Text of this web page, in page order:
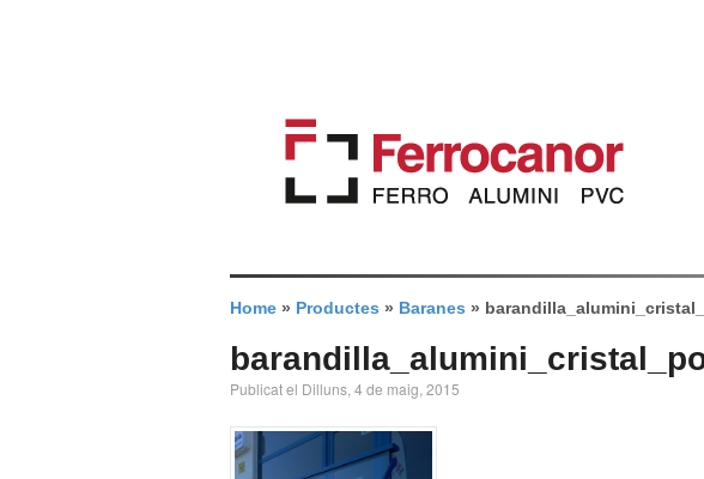
Home » Productes » Baranes »
Publicat el Dilluns, 4 de maig, 2015